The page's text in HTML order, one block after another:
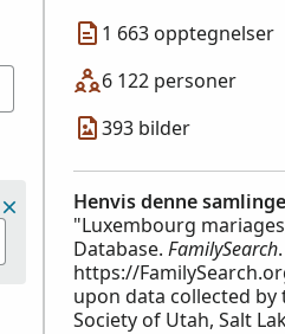
1 663 opptegnelser
6 122 personer
393 bilder
Henvis denne
"Luxembourg
Database. FamilySearch.
https://
upon data collected by
Society of Utah, Salt